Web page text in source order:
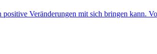
Veränderungen mit sich bringen kann.